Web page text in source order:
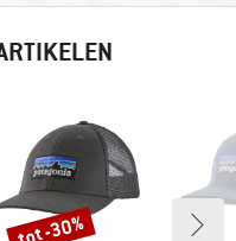
Korting
tot -30%